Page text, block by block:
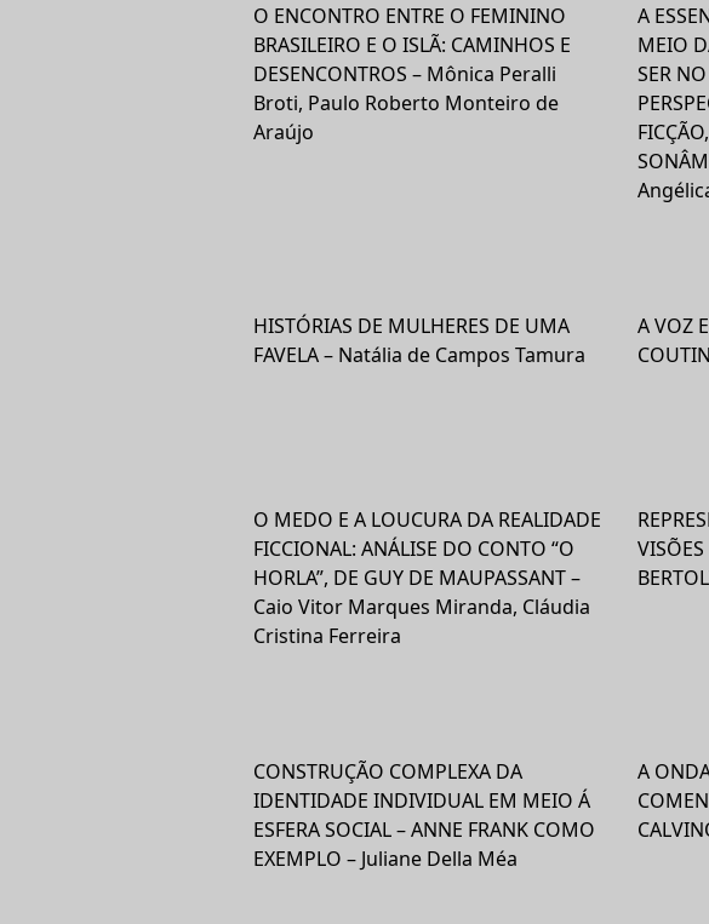
O ENCONTRO ENTRE O FEMININO
BRASILEIRO E O ISLÃ: CAMINHOS E
DESENCONTROS – Mônica Peralli
Broti, Paulo Roberto Monteiro de
Araújo
A
MEIO
SER
HISTÓRIAS DE MULHERES DE UMA
FAVELA – Natália de Campos Tamura
A VOZ
O MEDO E A LOUCURA DA REALIDADE
FICCIONAL: ANÁLISE DO CONTO “O
HORLA”, DE GUY DE MAUPASSANT –
Caio Vitor Marques Miranda, Cláudia
Cristina Ferreira
CONSTRUÇÃO COMPLEXA DA
IDENTIDADE INDIVIDUAL EM MEIO Á
ESFERA SOCIAL – ANNE FRANK COMO
EXEMPLO – Juliane Della Méa
A